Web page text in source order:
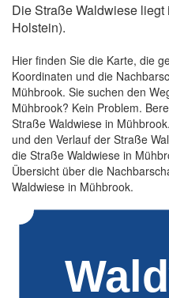
Die Straße Waldwiese
Holstein).
Hier finden Sie die Karte, die
Koordinaten und die
Mühbrook. Sie suchen den
Mühbrook? Kein Problem.
Straße Waldwiese in
und den Verlauf der Straße
die Straße Waldwiese in
Übersicht über die
Waldwiese in Mühbrook.